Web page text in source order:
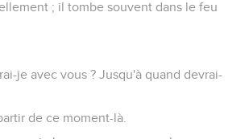
; il tombe souvent dans le feu
je avec vous ? Jusqu'à quand devrai-
de ce moment-là.